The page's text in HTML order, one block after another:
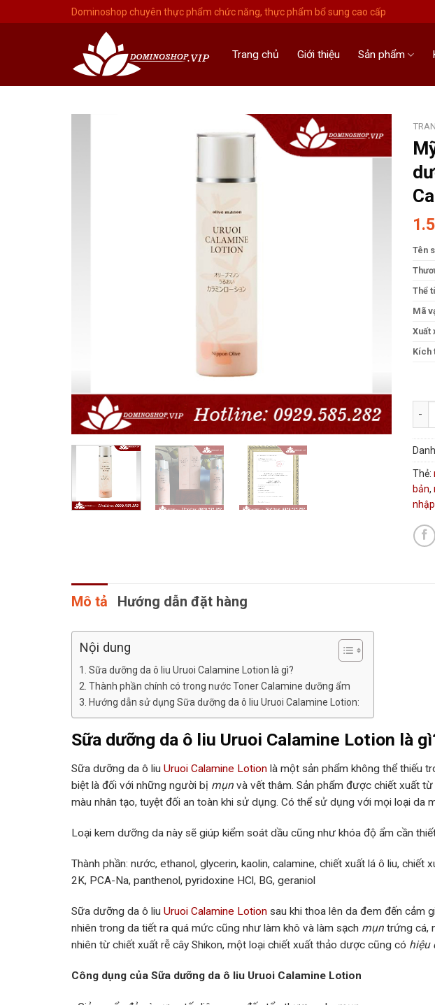
to
Dominoshop chuyên thực phẩm chức năng, thực phẩm bổ sung cao cấp
Trang chủ Giới thiệu Sản phẩm
Tên
Thể
Mã
Xuất
Kích
Mỹ
Thẻ:
bản,
Mô tả Hướng dẫn đặt hàng
Nội dung
Sữa dưỡng da ô liu Uruoi Calamine Lotion là gì?
Thành phần chính có trong nước Toner Calamine dưỡng ẩm
Hướng dẫn sử dụng Sữa dưỡng da ô liu Uruoi Calamine Lotion:
Sữa dưỡng da ô liu Uruoi Calamine Lotion là
Sữa dưỡng da ô liu Uruoi Calamine Lotion là một sản phẩm không thể thiếu
biệt là đối với những người bị mụn và vết thâm. Sản phẩm được chiết xuất
màu nhân tạo, tuyệt đối an toàn khi sử dụng. Có thể sử dụng với mọi loại da
Loại kem dưỡng da này sẽ giúp kiểm soát dầu cũng như khóa độ ẩm cần
Thành phần: nước, ethanol, glycerin, kaolin, calamine, chiết xuất lá ô liu,
2K, PCA-Na, panthenol, pyridoxine HCl, BG, geraniol
Sữa dưỡng da ô liu Uruoi Calamine Lotion sau khi thoa lên da đem đến cảm
nhiên trong da tiết ra quá mức cũng như làm khô và làm sạch mụn trứng cá,
nhiên từ chiết xuất rễ cây Shikon, một loại chiết xuất thảo dược cũng có hiệu
Công dụng của Sữa dưỡng da ô liu Uruoi Calamine Lotion